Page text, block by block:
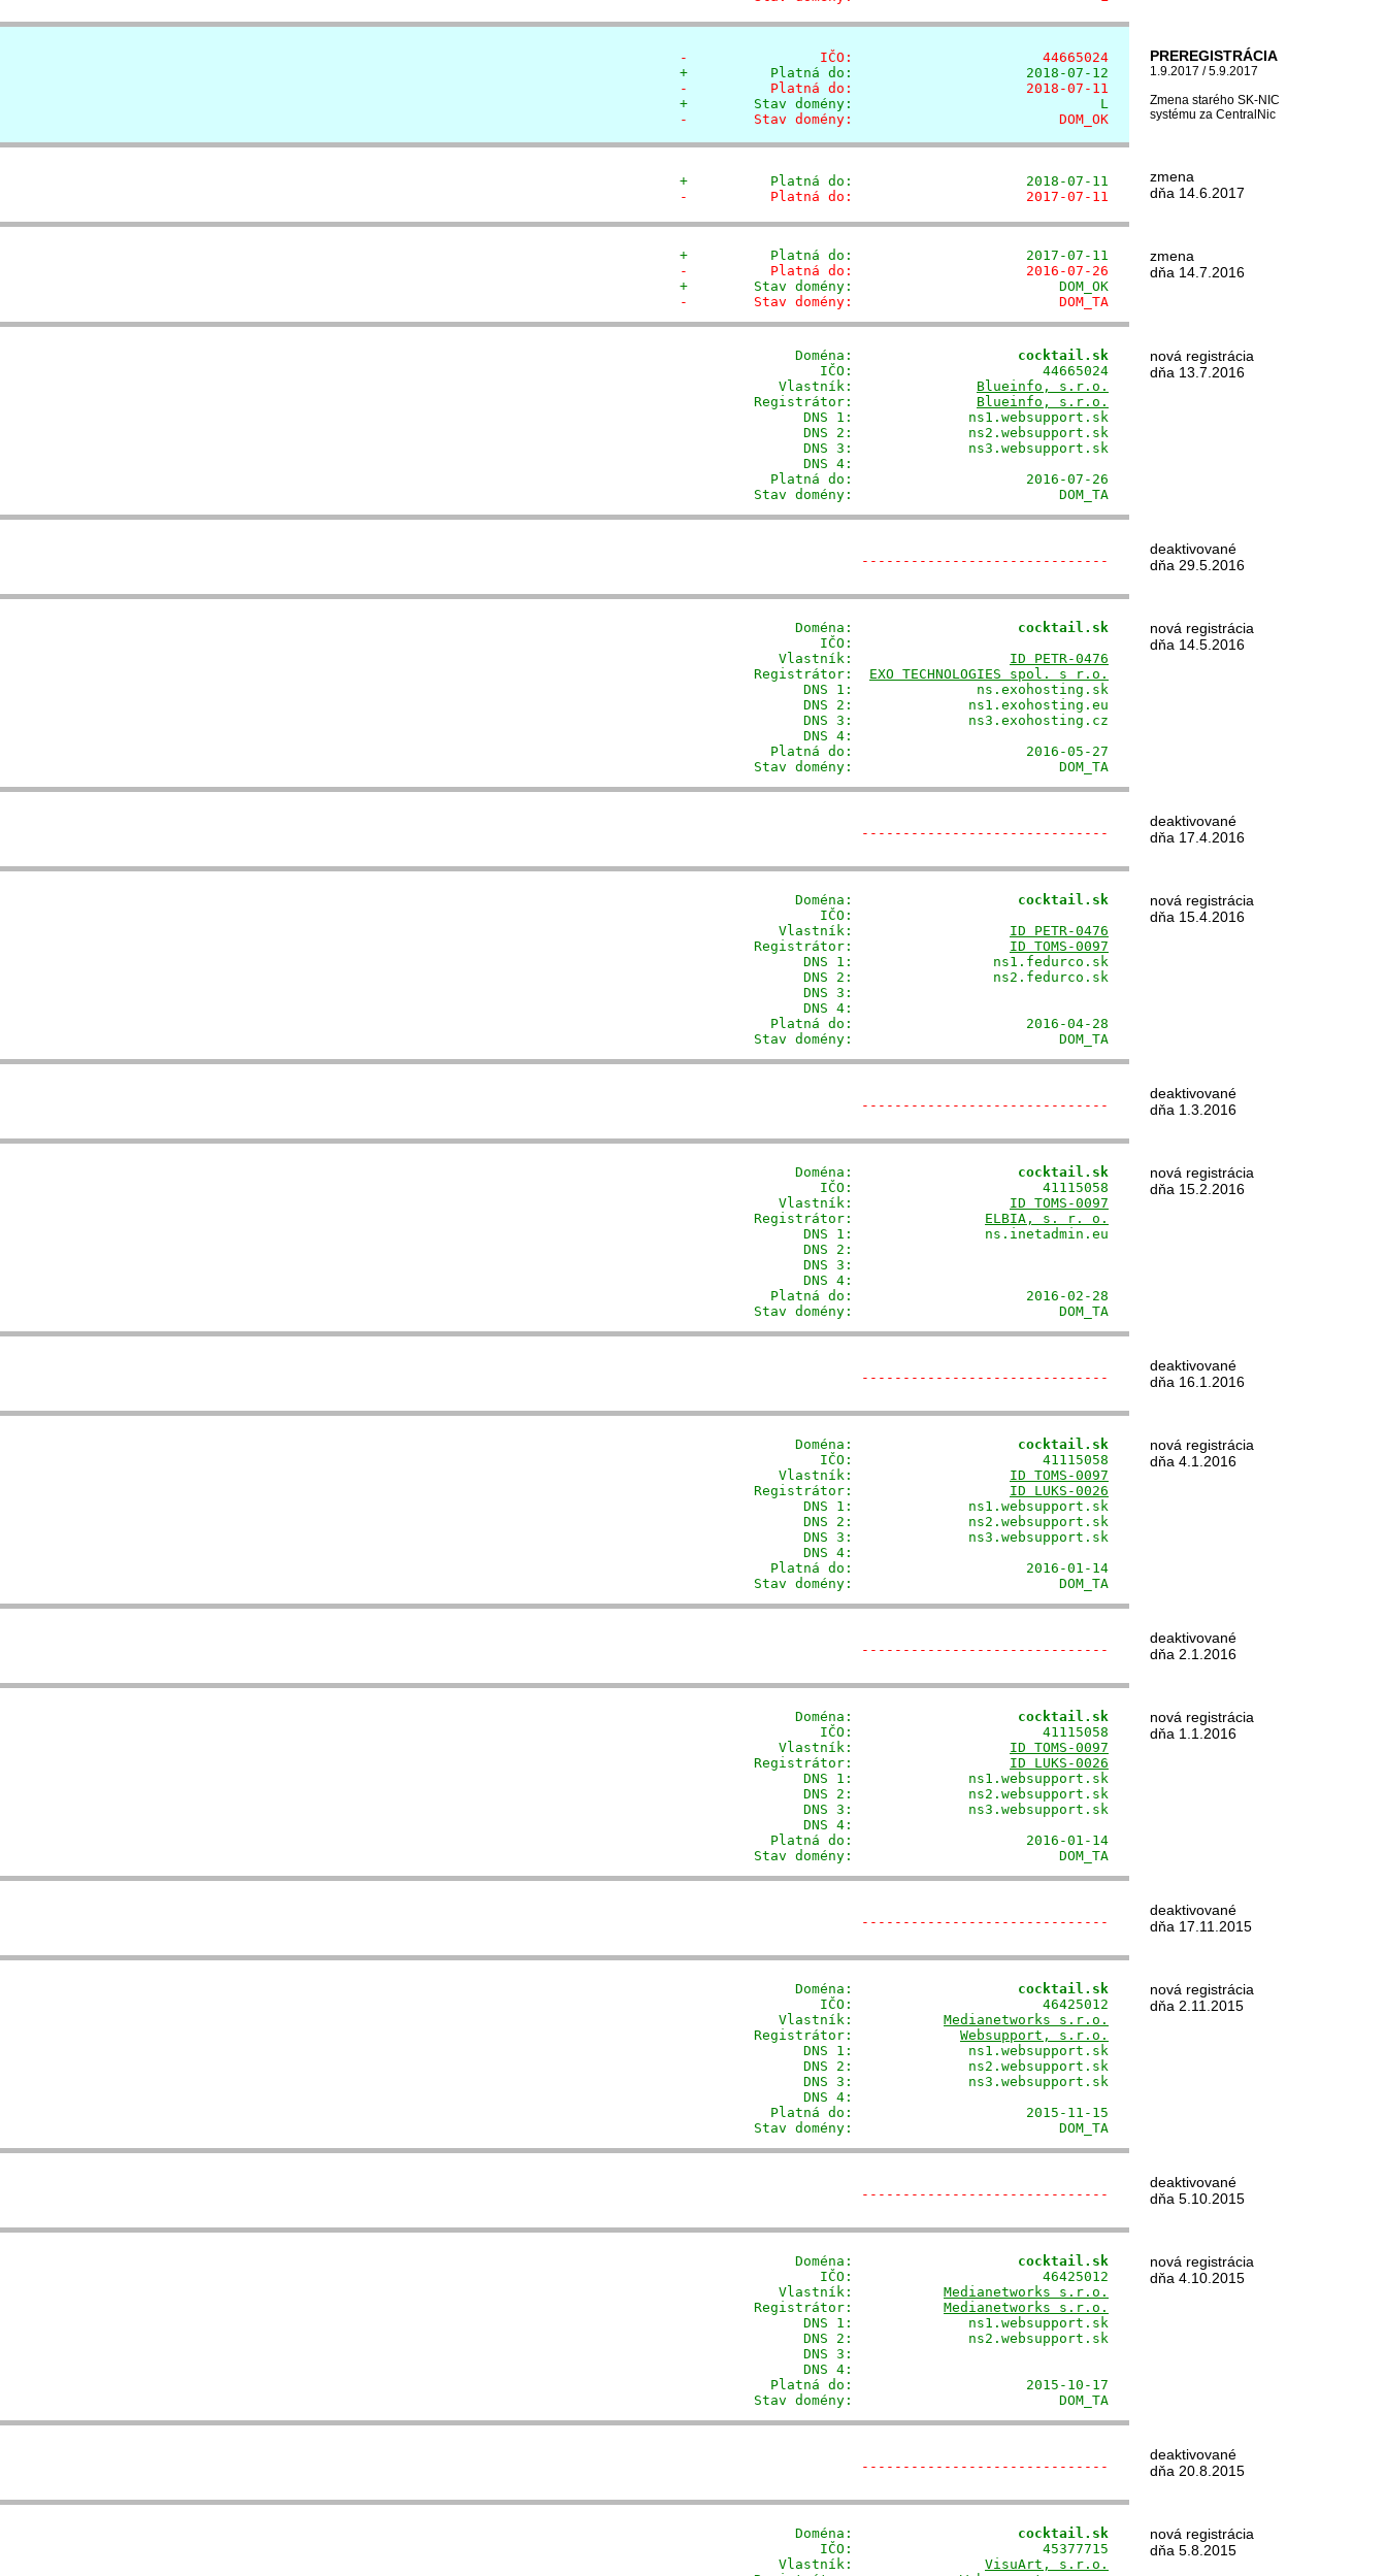
-                IČO:                       44665024
+          Platná do:                     2018-07-12
-          Platná do:                     2018-07-11
+        Stav domény:                              L
-        Stav domény:                         DOM_OK
PREREGISTRÁCIA
1.9.2017 / 5.9.2017
Zmena starého SK-NIC
systému za CentralNic
+          Platná do:                     2018-07-11
-          Platná do:                     2017-07-11
zmena
dňa 14.6.2017
+          Platná do:                     2017-07-11
-          Platná do:                     2016-07-26
+        Stav domény:                         DOM_OK
-        Stav domény:                         DOM_TA
zmena
dňa 14.7.2016
              Doména:
                   cocktail.sk
                 IČO:                       44665024
            Vlastník:
Blueinfo, s.r.o.
         Registrátor:
Blueinfo, s.r.o.
                DNS 1:              ns1.websupport.sk
                DNS 2:              ns2.websupport.sk
                DNS 3:              ns3.websupport.sk
                DNS 4:
           Platná do:                     2016-07-26
         Stav domény:                         DOM_TA
nová registrácia
dňa 13.7.2016
------------------------------
deaktivované
dňa 29.5.2016
              Doména:
                   cocktail.sk
                 IČO:
            Vlastník:
ID PETR-0476
         Registrátor:
EXO TECHNOLOGIES spol. s r.o.
                DNS 1:               ns.exohosting.sk
                DNS 2:              ns1.exohosting.eu
                DNS 3:              ns3.exohosting.cz
                DNS 4:
           Platná do:                     2016-05-27
         Stav domény:                         DOM_TA
nová registrácia
dňa 14.5.2016
------------------------------
deaktivované
dňa 17.4.2016
              Doména:
                   cocktail.sk
                 IČO:
            Vlastník:
ID PETR-0476
         Registrátor:
ID TOMS-0097
                DNS 1:                 ns1.fedurco.sk
                DNS 2:                 ns2.fedurco.sk
                DNS 3:
                DNS 4:
           Platná do:                     2016-04-28
         Stav domény:                         DOM_TA
nová registrácia
dňa 15.4.2016
------------------------------
deaktivované
dňa 1.3.2016
              Doména:
                   cocktail.sk
                 IČO:                       41115058
            Vlastník:
ID TOMS-0097
         Registrátor:
ELBIA, s. r. o.
                DNS 1:                ns.inetadmin.eu
                DNS 2:
                DNS 3:
                DNS 4:
           Platná do:                     2016-02-28
         Stav domény:                         DOM_TA
nová registrácia
dňa 15.2.2016
------------------------------
deaktivované
dňa 16.1.2016
              Doména:
                   cocktail.sk
                 IČO:                       41115058
            Vlastník:
ID TOMS-0097
         Registrátor:
ID LUKS-0026
                DNS 1:              ns1.websupport.sk
                DNS 2:              ns2.websupport.sk
                DNS 3:              ns3.websupport.sk
                DNS 4:
           Platná do:                     2016-01-14
         Stav domény:                         DOM_TA
nová registrácia
dňa 4.1.2016
------------------------------
deaktivované
dňa 2.1.2016
              Doména:
                   cocktail.sk
                 IČO:                       41115058
            Vlastník:
ID TOMS-0097
         Registrátor:
ID LUKS-0026
                DNS 1:              ns1.websupport.sk
                DNS 2:              ns2.websupport.sk
                DNS 3:              ns3.websupport.sk
                DNS 4:
           Platná do:                     2016-01-14
         Stav domény:                         DOM_TA
nová registrácia
dňa 1.1.2016
------------------------------
deaktivované
dňa 17.11.2015
              Doména:
                   cocktail.sk
                 IČO:                       46425012
            Vlastník:
Medianetworks s.r.o.
         Registrátor:
Websupport, s.r.o.
                DNS 1:              ns1.websupport.sk
                DNS 2:              ns2.websupport.sk
                DNS 3:              ns3.websupport.sk
                DNS 4:
           Platná do:                     2015-11-15
         Stav domény:                         DOM_TA
nová registrácia
dňa 2.11.2015
------------------------------
deaktivované
dňa 5.10.2015
              Doména:
                   cocktail.sk
                 IČO:                       46425012
            Vlastník:
Medianetworks s.r.o.
         Registrátor:
Medianetworks s.r.o.
                DNS 1:              ns1.websupport.sk
                DNS 2:              ns2.websupport.sk
                DNS 3:
                DNS 4:
           Platná do:                     2015-10-17
         Stav domény:                         DOM_TA
nová registrácia
dňa 4.10.2015
------------------------------
deaktivované
dňa 20.8.2015
              Doména:
                   cocktail.sk
                 IČO:                       45377715
            Vlastník:
VisuArt, s.r.o.
nová registrácia
dňa 5.8.2015